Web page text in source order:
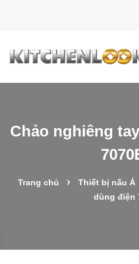
Chảo nghiêng
Trang chủ Thiết bị nấu Á
dùng điện